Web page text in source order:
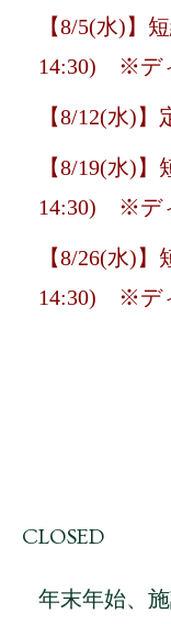
【8/5(水)】
14:30) ※デ
【8/12(水)】
【8/19(水)
14:30) ※デ
【8/26(水)
14:30) ※デ
CLOSED
年末年始、